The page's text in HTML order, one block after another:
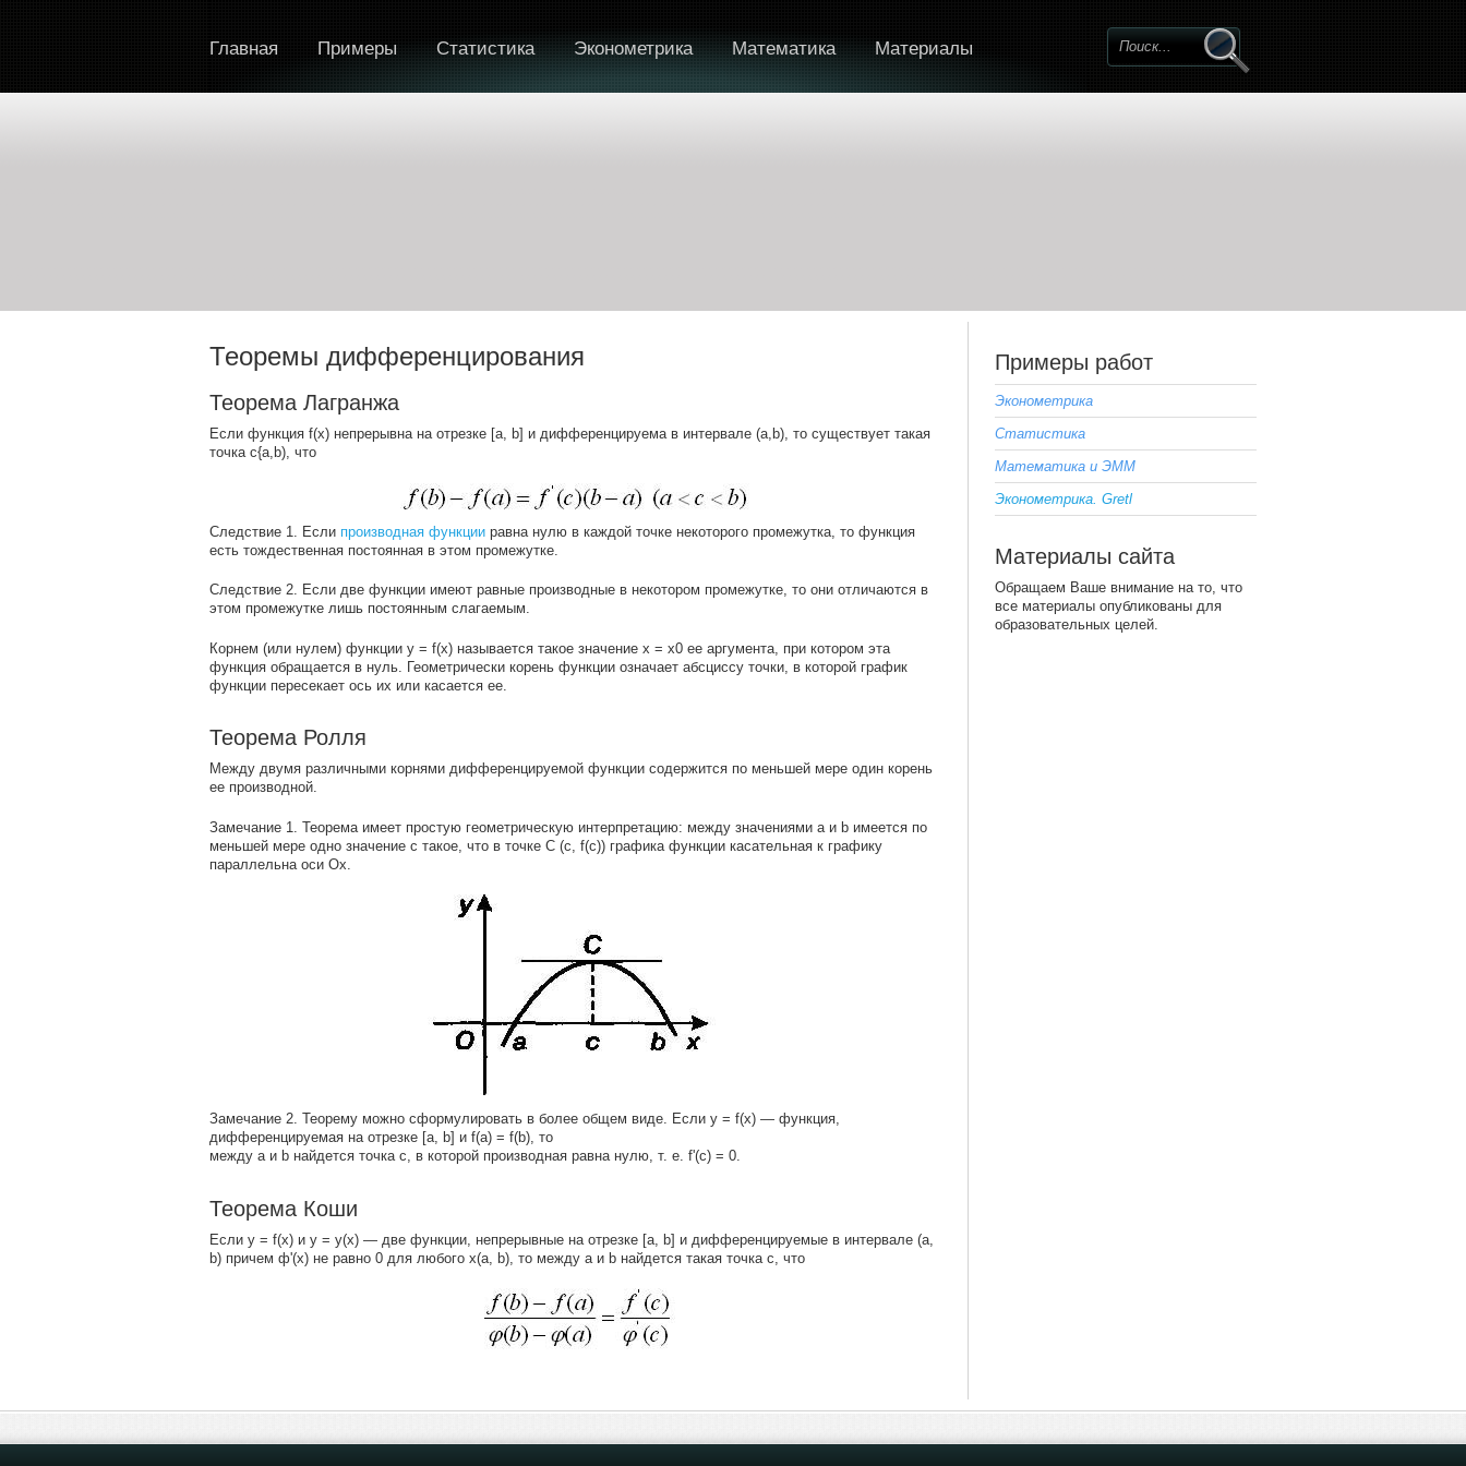
Главная Примеры Статистика Эконометрика Математика Материалы
Теоремы дифференцирования
Теорема Лагранжа
Если функция f(x) непрерывна на отрезке [а, b] и дифференцируема в интервале (а,b), то существует такая
точка с{а,b), что
Следствие 1. Если производная функции равна нулю в каждой точке некоторого промежутка, то функция
есть тождественная постоянная в этом промежутке.
Следствие 2. Если две функции имеют равные производные в некотором промежутке, то они отличаются в
этом промежутке лишь постоянным слагаемым.
Корнем (или нулем) функции у = f(x) называется такое значение х = х0 ее аргумента, при котором эта
функция обращается в нуль. Геометрически корень функции означает абсциссу точки, в которой график
функции пересекает ось их или касается ее.
Теорема Ролля
Между двумя различными корнями дифференцируемой функции содержится по меньшей мере один корень
ее производной.
Замечание 1. Теорема имеет простую геометрическую интерпретацию: между значениями а и b имеется по
меньшей мере одно значение с такое, что в точке С (с, f(c)) графика функции касательная к графику
параллельна оси Ох.
Замечание 2. Теорему можно сформулировать в более общем виде. Если у = f(x) — функция,
дифференцируемая на отрезке [а, b] и f(а) = f(b), то
между а и b найдется точка с, в которой производная равна нулю, т. е. f'(с) = 0.
Теорема Коши
Если y = f(x) и у = у(х) — две функции, непрерывные на отрезке [а, b] и дифференцируемые в интервале (а,
b) причем ф'(x) не равно 0 для любого х(а, b), то между а и b найдется такая точка с, что
Примеры работ
Эконометрика
Статистика
Математика и ЭММ
Эконометрика. Gretl
Материалы сайта
Обращаем Ваше внимание на то, что
все материалы опубликованы для
образовательных целей.